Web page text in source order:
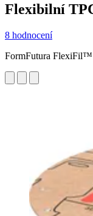
Flexibilní
8 hodnocení
FormFutura